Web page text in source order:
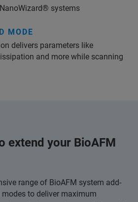
systems
MODE
delivers parameters like
and more while scanning
extend your BioAFM
range of BioAFM system add-
modes to deliver maximum